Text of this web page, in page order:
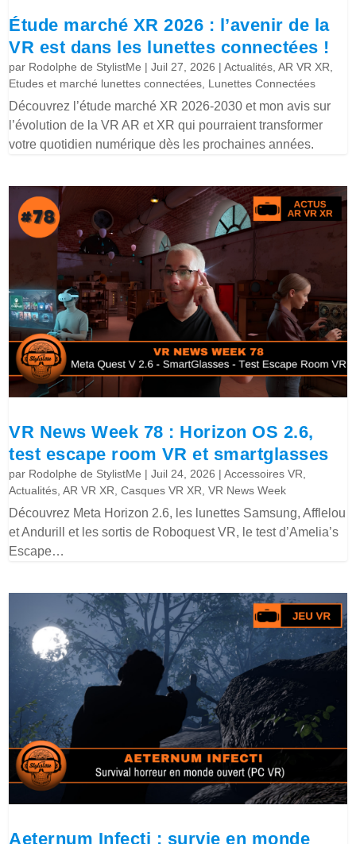
Étude marché XR 2026 : l’avenir de la
VR est dans les lunettes connectées !
par Rodolphe de StylistMe |Juil 27, 2026 |Actualités,AR VR XR,
Etudes et marché lunettes connectées, Lunettes Connectées
Découvrez l’étude marché XR 2026-2030 et mon avis sur
l’évolution de la VR AR et XR qui pourraient transformer
votre quotidien numérique dès les prochaines années.
VR News Week 78 : Horizon OS 2.6,
test escape room VR et smartglasses
par Rodolphe de StylistMe |Juil 24, 2026 |Accessoires VR,
Actualités,AR VR XR,Casques VR XR,VR News Week
Découvrez Meta Horizon 2.6, les lunettes Samsung, Afflelou
et Andurill et les sortis de Roboquest VR, le test d’Amelia’s
Escape…
Aeternum Infecti : survie en monde